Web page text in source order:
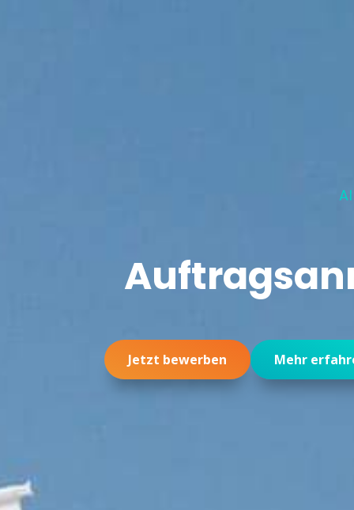
Jetzt bewerben Mehr